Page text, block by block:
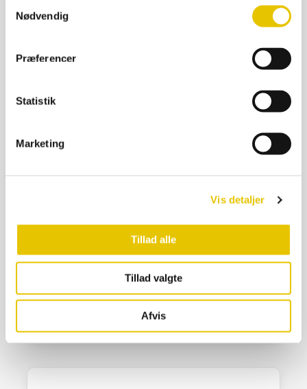
Nødvendig
Præferencer
Statistik
Marketing
Vis detaljer
Tillad alle
Tillad valgte
Afvis
Slikstens Holder Grøn 10 kg.
SE DETALJER